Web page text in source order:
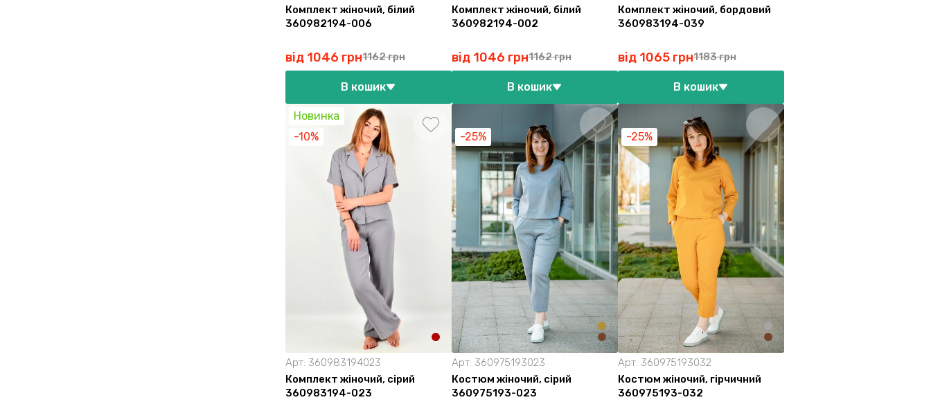
Комплект жіночий, білий
360982194-006
від 1046 грн1162 грн
В кошик
Комплект жіночий, білий
360982194-002
від 1046 грн1162 грн
В кошик
Комплект жіночий, бордовий
360983194-039
від 1065 грн1183 грн
В кошик
Новинка
-10%
Арт: 360983194023
Комплект жіночий, сірий
360983194-023
-25%
Арт: 360975193023
Костюм жіночий, сірий
360975193-023
-25%
Арт: 360975193032
Костюм жіночий, гірчичний
360975193-032